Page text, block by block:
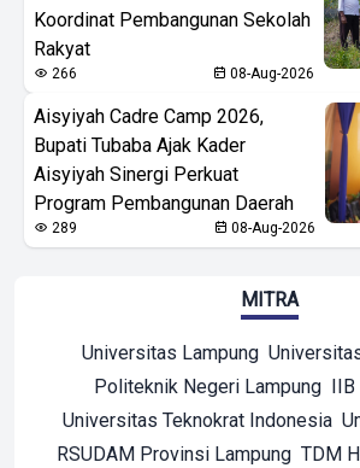
Koordinat Pembangunan Sekolah
Rakyat
266 08-Aug-2026
Aisyiyah Cadre Camp 2026,
Bupati Tubaba Ajak Kader
Aisyiyah Sinergi Perkuat
Program Pembangunan Daerah
289 08-Aug-2026
MITRA
Universitas Lampung
Politeknik Negeri Lampung IIB
Universitas Teknokrat Indonesia
RSUDAM Provinsi Lampung TDM